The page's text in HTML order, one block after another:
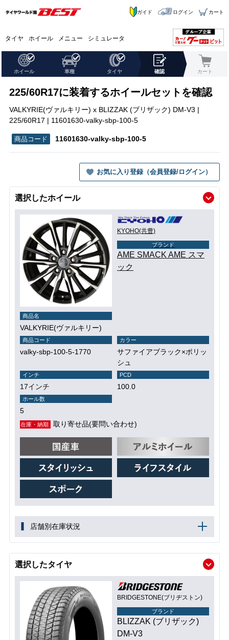
タイヤ ホイール メニュー シミュレータ
ガイド ログイン カート
ホイール 車種 タイヤ 確認 カート
225/60R17に装着するホイールセットを確認
VALKYRIE(ヴァルキリー) x BLIZZAK (ブリザック) DM-V3 |
225/60R17 | 11601630-valky-sbp-100-5
11601630-valky-sbp-100-5
お気に入り登録（会員登録/ログイン）
選択したホイール
KYOHO(共豊)
ブランド
AME SMACK AME スマ
ック
商品名
VALKYRIE(ヴァルキリー)
商品コード
valky-sbp-100-5-1770
カラー
サファイアブラック×ポリッ
シュ
インチ
17インチ
PCD
100.0
ホール数
5
在庫・納期 取り寄せ品(要問い合わせ)
店舗別在庫状況
選択したタイヤ
BRIDGESTONE(ブリヂストン)
ブランド
BLIZZAK (ブリザック)
DM-V3